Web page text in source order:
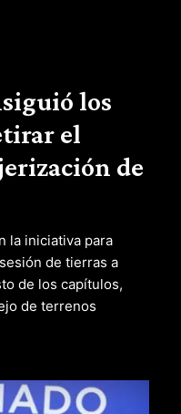
los
el
de
la iniciativa para
de tierras a
de los capítulos,
de terrenos